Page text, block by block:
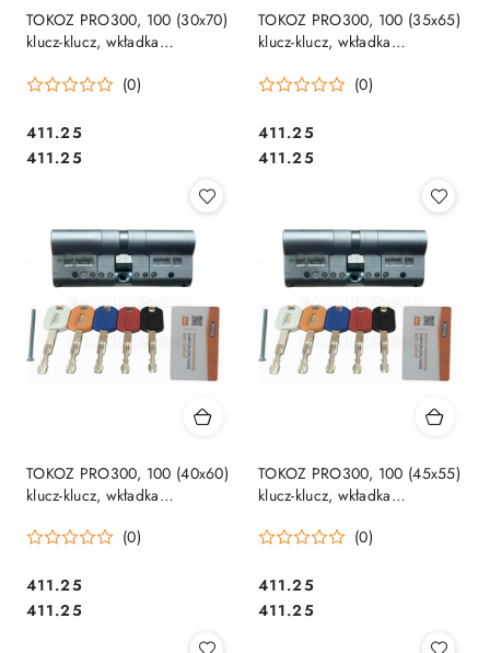
TOKOZ PRO300, 100 (30x70)
klucz-klucz, wkładka
(0)
Cena:
411.25
Cena:
411.25
TOKOZ PRO300, 100 (35x65)
klucz-klucz, wkładka
(0)
Cena:
411.25
Cena:
411.25
TOKOZ PRO300, 100 (40x60)
klucz-klucz, wkładka
(0)
Cena:
411.25
Cena:
411.25
TOKOZ PRO300, 100 (45x55)
klucz-klucz, wkładka
(0)
Cena:
411.25
Cena:
411.25